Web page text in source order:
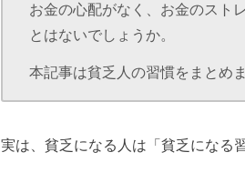
お金の心配がなく、お金のスト
とはないでしょうか。
本記事は貧乏人の習慣をまとめま
実は、貧乏になる人は「貧乏になる